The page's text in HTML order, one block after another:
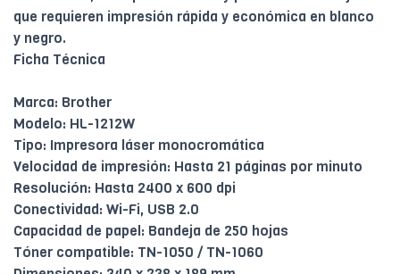
que requieren impresión rápida y económica en blanco
y negro.
Ficha Técnica
Marca: Brother
Modelo: HL-1212W
Tipo: Impresora láser monocromática
Velocidad de impresión: Hasta 21 páginas por minuto
Resolución: Hasta 2400 x 600 dpi
Conectividad: Wi-Fi, USB 2.0
Capacidad de papel: Bandeja de 250 hojas
Tóner compatible: TN-1050 / TN-1060